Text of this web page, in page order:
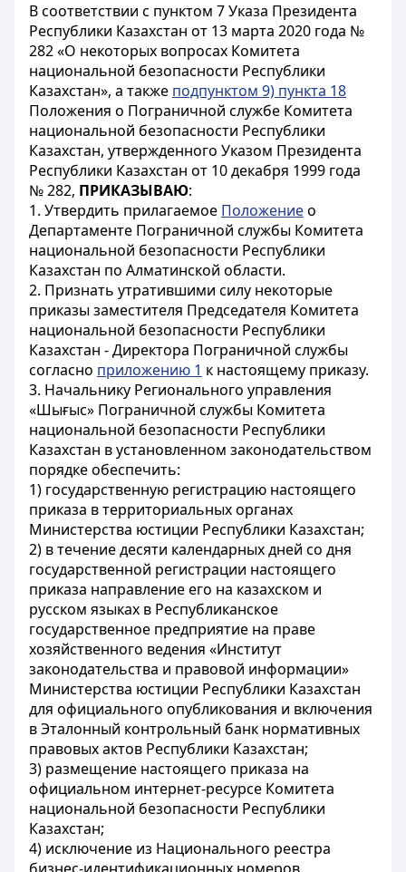
В соответствии с пунктом 7 Указа Президента
Республики Казахстан от 13 марта 2020 года №
282 «О некоторых вопросах Комитета
национальной безопасности Республики
Казахстан», а также подпунктом 9) пункта 18
Положения о Пограничной службе Комитета
национальной безопасности Республики
Казахстан, утвержденного Указом Президента
Республики Казахстан от 10 декабря 1999 года
№ 282, ПРИКАЗЫВАЮ:
1. Утвердить прилагаемое Положениео
Департаменте Пограничной службы Комитета
национальной безопасности Республики
Казахстан по Алматинской области.
2. Признать утратившими силу некоторые
приказы заместителя Председателя Комитета
национальной безопасности Республики
Казахстан - Директора Пограничной службы
согласно приложению 1 к настоящему приказу.
3. Начальнику Регионального управления
«Шығыс» Пограничной службы Комитета
национальной безопасности Республики
Казахстан в установленном законодательством
порядке обеспечить:
1) государственную регистрацию настоящего
приказа в территориальных органах
Министерства юстиции Республики Казахстан;
2) в течение десяти календарных дней со дня
государственной регистрации настоящего
приказа направление его на казахском и
русском языках в Республиканское
государственное предприятие на праве
хозяйственного ведения «Институт
законодательства и правовой информации»
Министерства юстиции Республики Казахстан
для официального опубликования и включения
в Эталонный контрольный банк нормативных
правовых актов Республики Казахстан;
3) размещение настоящего приказа на
официальном интернет-ресурсе Комитета
национальной безопасности Республики
Казахстан;
4) исключение из Национального реестра